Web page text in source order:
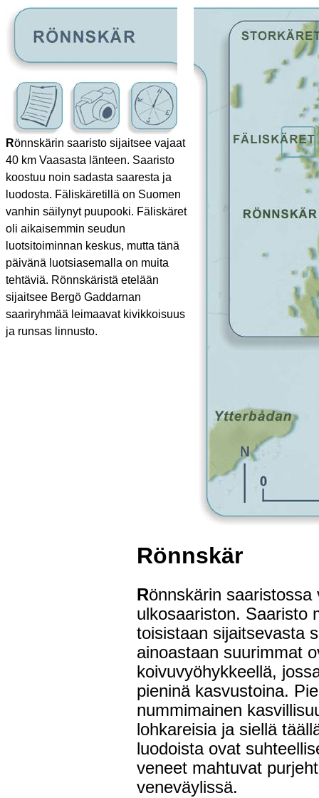
Rönnskärin saaristo sijaitsee vajaat
40 km Vaasasta länteen. Saaristo
koostuu noin sadasta saaresta ja
luodosta. Fäliskäretillä on Suomen
vanhin säilynyt puupooki. Fäliskäret
oli aikaisemmin seudun
luotsitoiminnan keskus, mutta tänä
päivänä luotsiasemalla on muita
tehtäviä. Rönnskäristä etelään
sijaitsee Bergö Gaddarnan
saariryhmää leimaavat kivikkoisuus
ja runsas linnusto.
Rönnskär
Rönnskärin
ulkosaariston. Saaristo
toisistaan sijaitsevasta
ainoastaan suurimmat
koivuvyöhykkeellä,
pieninä kasvustoina.
nummimainen
lohkareisia ja siellä
luodoista ovat
veneet mahtuvat
veneväylissä.